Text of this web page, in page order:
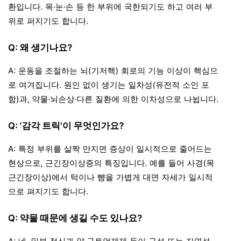
환입니다. 목·눈·손 등 한 부위에 국한되기도 하고 여러 부
위로 퍼지기도 합니다.
Q: 왜 생기나요?
A: 운동을 조절하는 뇌(기저핵) 회로의 기능 이상이 핵심으
로 여겨집니다. 원인 없이 생기는 일차성(유전적 소인 포
함)과, 약물·뇌손상·다른 질환에 의한 이차성으로 나뉩니다.
Q: '감각 트릭'이 무엇인가요?
A: 특정 부위를 살짝 만지면 증상이 일시적으로 줄어드는
현상으로, 근긴장이상증의 특징입니다. 예를 들어 사경(목
근긴장이상)에서 턱이나 뺨을 가볍게 대면 자세가 일시적
으로 펴지기도 합니다.
Q: 약물 때문에 생길 수도 있나요?